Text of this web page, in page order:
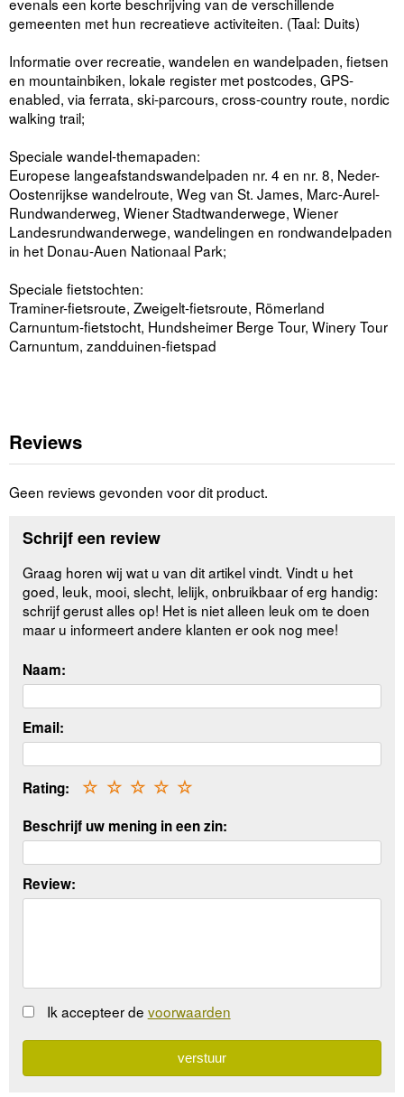
gemeenten met hun recreatieve activiteiten. (Taal: Duits)
Informatie over recreatie, wandelen en wandelpaden, fietsen
en mountainbiken, lokale register met postcodes, GPS-
enabled, via ferrata, ski-parcours, cross-country route, nordic
walking trail;
Speciale wandel-themapaden:
Europese langeafstandswandelpaden nr. 4 en nr. 8, Neder-
Oostenrijkse wandelroute, Weg van St. James, Marc-Aurel-
Rundwanderweg, Wiener Stadtwanderwege, Wiener
Landesrundwanderwege, wandelingen en rondwandelpaden
in het Donau-Auen Nationaal Park;
Speciale fietstochten:
Traminer-fietsroute, Zweigelt-fietsroute, Römerland
Carnuntum-fietstocht, Hundsheimer Berge Tour, Winery Tour
Carnuntum, zandduinen-fietspad
Reviews
Geen reviews gevonden voor dit product.
Schrijf een review
Graag horen wij wat u van dit artikel vindt. Vindt u het
goed, leuk, mooi, slecht, lelijk, onbruikbaar of erg handig:
schrijf gerust alles op! Het is niet alleen leuk om te doen
maar u informeert andere klanten er ook nog mee!
Naam:
Email:
Rating: ☆
☆
☆
☆
☆
Beschrijf uw mening in een zin:
Review:
Ik accepteer de voorwaarden